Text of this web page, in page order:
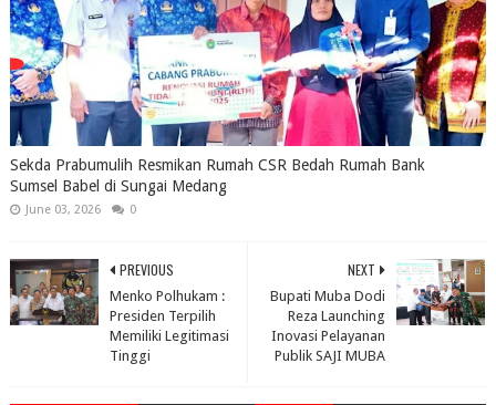
Sekda Prabumulih Resmikan Rumah CSR Bedah Rumah Bank
Sumsel Babel di Sungai Medang
June 03, 2026 0
NEXT
Bupati Muba Dodi
Reza Launching
Inovasi Pelayanan
Publik SAJI MUBA
PREVIOUS
Menko Polhukam :
Presiden Terpilih
Memiliki Legitimasi
Tinggi